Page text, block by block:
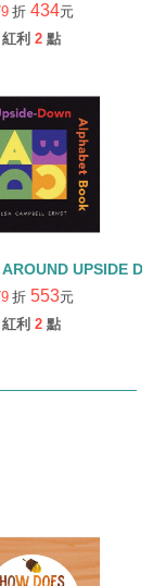
折 434元
紅利 2 點
UPSIDE
折 553元
紅利 2 點